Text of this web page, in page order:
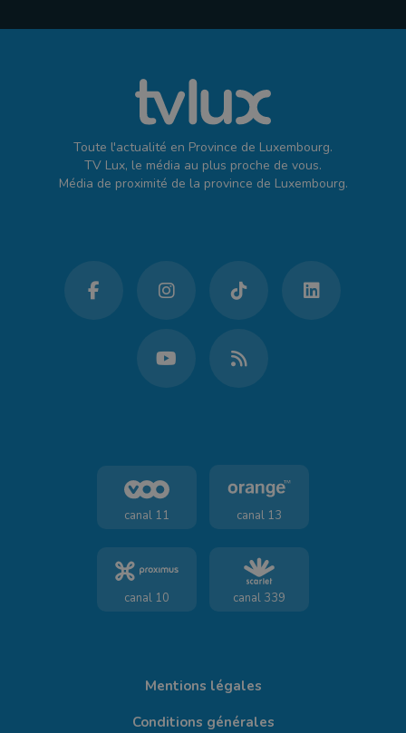
Toute l'actualité en Province de Luxembourg.
TV Lux, le média au plus proche de vous.
Média de proximité de la province de Luxembourg.
canal 11 canal 13
canal 10 canal 339
Mentions légales
Conditions générales